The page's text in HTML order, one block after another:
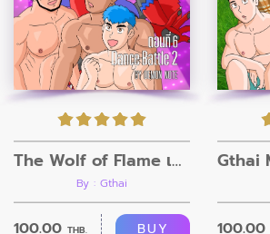
The Wolf of Flame เมื่อผมรวมร่างกับหมาป่าอัคคี ตอนที่6
By : Gthai
100.00 THB. BUY 100.00